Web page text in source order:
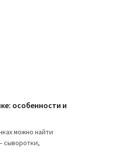
особенности и
можно найти
сыворотки,